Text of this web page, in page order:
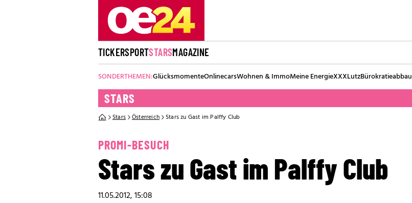
TICKERSPORTSTARSMAGAZINE
SONDERTHEMEN:GlücksmomenteOnlinecarsWohnen & ImmoMeine EnergieXXXLutzBürokratieabbau
STARS
Stars Österreich Stars zu Gast im Palffy Club
PROMI-BESUCH
Stars zu Gast im Palffy Club
11.05.2012, 15:08